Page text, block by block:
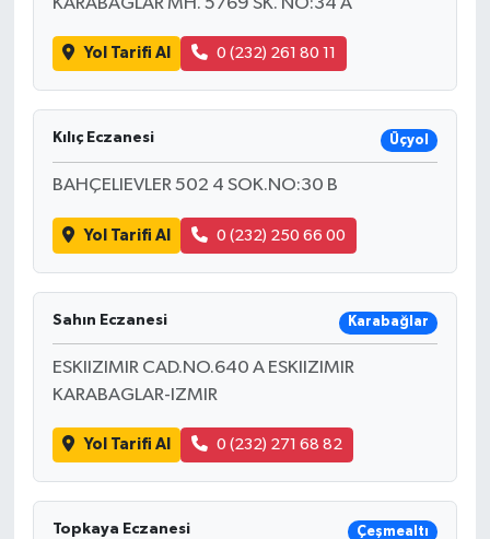
KARABAĞLAR MH. 5769 SK. NO:34 A
Yol Tarifi Al 0 (232) 261 80 11
Kılıç Eczanesi Üçyol
BAHÇELIEVLER 502 4 SOK.NO:30 B
Yol Tarifi Al 0 (232) 250 66 00
Sahın Eczanesi Karabağlar
ESKIIZIMIR CAD.NO.640 A ESKIIZIMIR
KARABAGLAR-IZMIR
Yol Tarifi Al 0 (232) 271 68 82
Topkaya Eczanesi Çeşmealtı